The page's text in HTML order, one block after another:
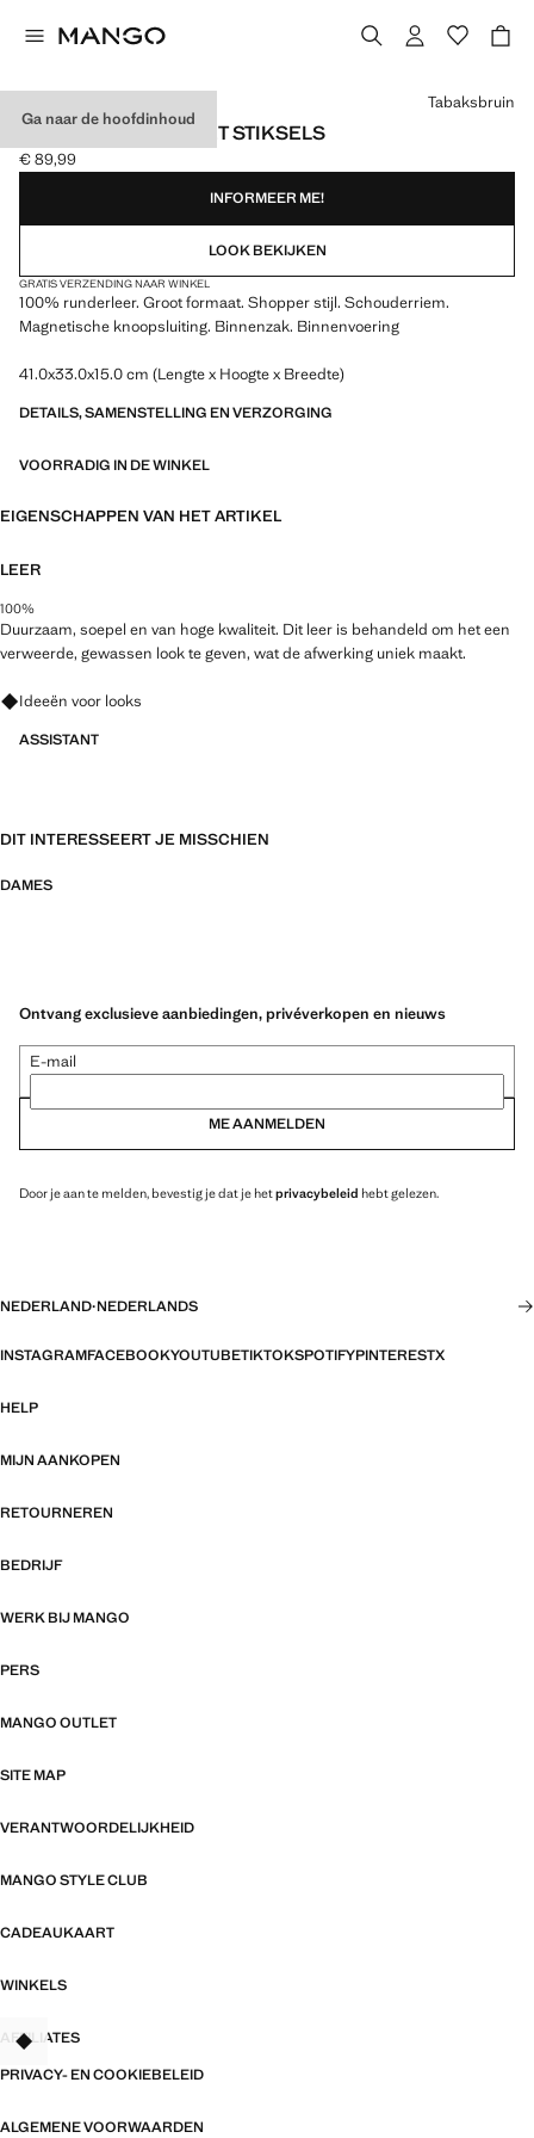
Ga naar de hoofdinhoud
LEREN SHOPPER MET STIKSELS
Huidige prijs [€ 89,99 ]
€ 89,99
Kies een kleur
Tabaksbruin
INFORMEER ME!
LOOK BEKIJKEN
GRATIS VERZENDING NAAR WINKEL
100% runderleer. Groot formaat. Shopper stijl. Schouderriem.
Magnetische knoopsluiting. Binnenzak. Binnenvoering
41.0x33.0x15.0 cm (Lengte x Hoogte x Breedte)
DETAILS, SAMENSTELLING EN VERZORGING
VOORRADIG IN DE WINKEL
EIGENSCHAPPEN VAN HET ARTIKEL
LEER
100%
Duurzaam, soepel en van hoge kwaliteit. Dit leer is behandeld om het een
verweerde, gewassen look te geven, wat de afwerking uniek maakt.
Vraag om outfitideeën, kledingstukken en trends
Ideeën voor looks
ASSISTANT
DIT INTERESSEERT JE MISSCHIEN
DAMES
Ontvang exclusieve aanbiedingen, privéverkopen en nieuws
E-mail
ME AANMELDEN
Door je aan te melden, bevestig je dat je hetprivacybeleid hebt gelezen.
NEDERLAND·NEDERLANDS
INSTAGRAMFACEBOOKYOUTUBETIKTOKSPOTIFYPINTERESTX
HELP
MIJN AANKOPEN
RETOURNEREN
BEDRIJF
WERK BIJ MANGO
PERS
MANGO OUTLET
SITE MAP
VERANTWOORDELIJKHEID
MANGO STYLE CLUB
CADEAUKAART
WINKELS
AFFILIATES
PRIVACY- EN COOKIEBELEID
ALGEMENE VOORWAARDEN